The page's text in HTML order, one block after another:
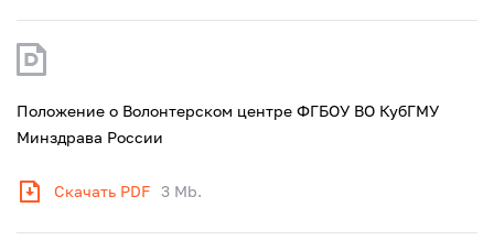
Положение о Волонтерском центре ФГБОУ ВО КубГМУ
Минздрава России
Скачать PDF 3 Mb.